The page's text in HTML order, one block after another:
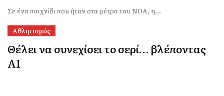
Σε ένα παιχνίδι που ήταν στα μέτρα του ΝΟΑ, η...
Αθλητισμός
Θέλει να συνεχίσει το σερί… βλέποντας
Α1